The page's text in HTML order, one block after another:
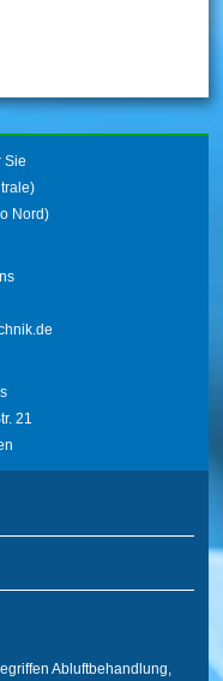
Sie
Nord)
21
Abluftbehandlung,